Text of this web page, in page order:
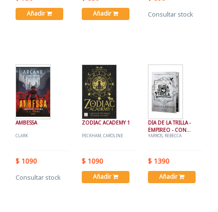
Añadir Añadir Consultar stock
AMBESSA
CLARK
$ 1090
Consultar stock
ZODIAC ACADEMY 1
PECKHAM, CAROLINE
$ 1090
Añadir
DIA DE LA TRILLA -
EMPIREO - CON
CANTOS TINTADOS
YARROS, REBECCA
$ 1390
Añadir